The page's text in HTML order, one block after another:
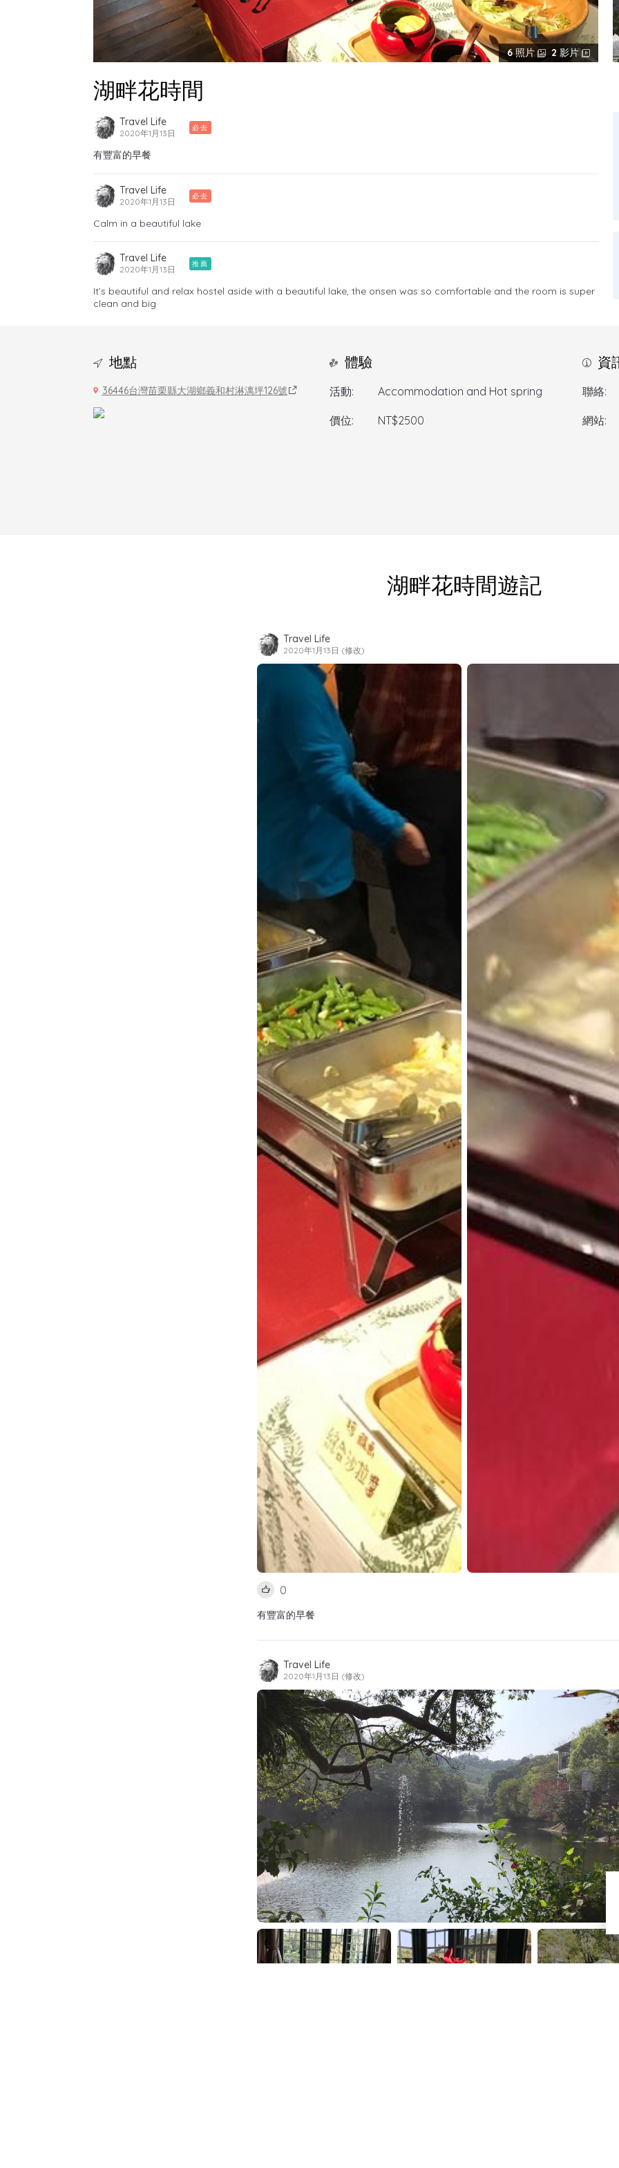
6照片 2影片
湖畔花時間
Travel Life
2020年1月13日
必去
有豐富的早餐
Travel Life
2020年1月13日
必去
Calm in a beautiful lake
Travel Life
2020年1月13日
推薦
It’s beautiful and relax hostel aside with a beautiful lake, the onsen was so comfortable and the room is super
clean and big
地點
36446台灣苗栗縣大湖鄉義和村淋漓坪126號
體驗
活動: Accommodation and Hot spring
價位: NT$2500
資
聯絡:
網站:
湖畔花時間遊記
Travel Life
2020年1月13日 (修改)
0
有豐富的早餐
Travel Life
2020年1月13日 (修改)